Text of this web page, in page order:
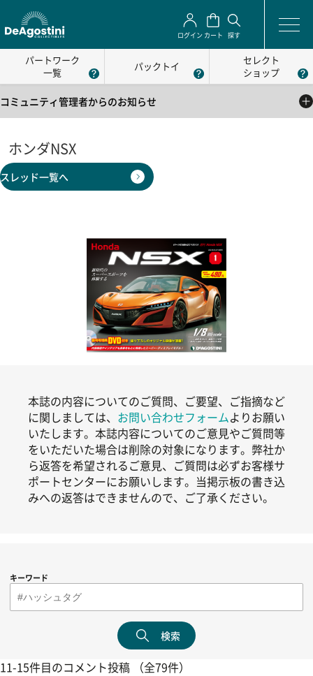
ログイン カート 探す
パートワーク
一覧
パックトイ
セレクト
ショップ
コミュニティ管理者からのお知らせ
公式コミュニティの利用方法について
2025/05/01
公式コミュニティの利用規約
ホンダNSX
スレッド一覧へ
本誌の内容についてのご質問、ご要望、ご指摘など
に関しましては、 お問い合わせフォームよりお願い
いたします。本誌内容についてのご意見やご質問等
をいただいた場合は削除の対象になります。弊社か
ら返答を希望されるご意見、ご質問は必ずお客様サ
ポートセンターにお願いします。当掲示板の書き込
みへの返答はできませんので、ご了承ください。
キーワード
検索
11-15件目のコメント投稿 （全79件）